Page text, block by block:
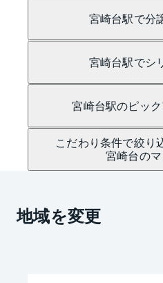
宮崎台駅で分
宮崎台駅でシ
宮崎台駅のピッ
こだわり条件で絞り
宮崎台のマ
地域を変更